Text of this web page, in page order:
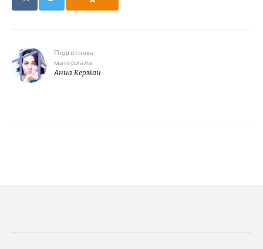
Подготовка
материала
Анна Керман